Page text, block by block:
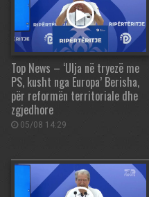
Top News – ‘Ulja në tryezë me
PS, kusht nga Europa’ Berisha,
për reformën territoriale dhe
zgjedhore
05/08 14:29